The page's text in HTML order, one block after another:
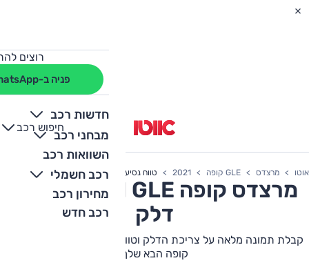
רוצים
פניה ב-WhatsApp
חדשות רכב
מבחני רכב
השוואות רכב
רכב חשמלי
מחירון רכב
רכב חדש
חיפוש רכב
+
-
אוטו מרצדס GLE קופה 2021 טווח נסיעה
מרצדס GLE קופה
2021 צריכת
דלק
קופה הבא שלך